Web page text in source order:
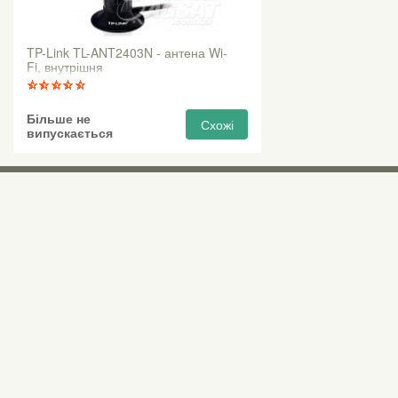
TP-Link TL-ANT2403N - антена Wi-
Fi, внутрішня
Більше не
випускається
Схожі